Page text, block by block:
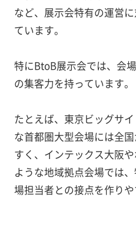
など、展示会特有の運営
ています。
特にBtoB展示会では、会
の集客力を持っています。
たとえば、東京ビッグサ
な首都圏大型会場には全
すく、インテックス大阪
ような地域拠点会場では
場担当者との接点を作りや